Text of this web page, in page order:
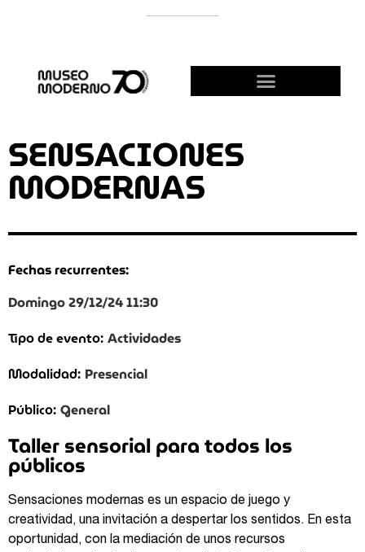
SENSACIONES
MODERNAS
Fechas recurrentes:
Domingo 29/12/24 11:30
Tipo de evento: Actividades
Modalidad: Presencial
Público: General
Taller sensorial para todos los
públicos
Sensaciones modernas es un espacio de juego y
creatividad, una invitación a despertar los sentidos. En esta
oportunidad, con la mediación de unos recursos